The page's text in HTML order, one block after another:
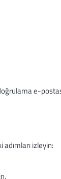
e-
adımları izleyin: